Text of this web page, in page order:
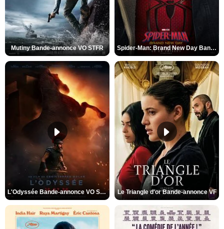
Mutiny Bande-annonce VO STFR Spider-Man: Brand New Day Bande-annonce VO STFR
L'Odyssée Bande-annonce VO STFR Le Triangle d'or Bande-annonce VF